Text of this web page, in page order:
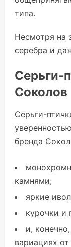
типа.
Несмотря на
серебра и
Серьги-
Соколов
Серьги-
бренда
камнями;
яркие
курочки и
и,
вариациях